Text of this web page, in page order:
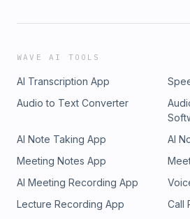
WAVE AI TOOLS
AI Transcription App
Audio to Text Converter
AI Note Taking App
AI
Meeting Notes App
AI Meeting Recording App
Lecture Recording App
Call